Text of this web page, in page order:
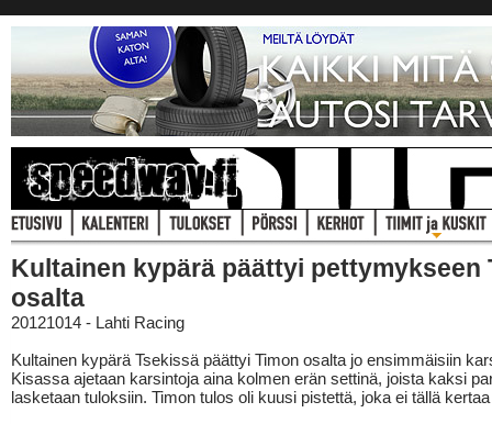
Kultainen kypärä päättyi pettymykseen
osalta
20121014 - Lahti Racing
Kultainen kypärä Tsekissä päättyi Timon osalta jo ensimmäisiin
Kisassa ajetaan karsintoja aina kolmen erän settinä, joista kaksi
lasketaan tuloksiin. Timon tulos oli kuusi pistettä, joka ei tällä